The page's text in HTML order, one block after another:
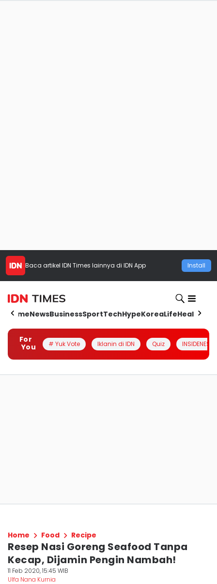
Baca artikel IDN Times lainnya di IDN App Install
HomeNewsBusinessSportTechHypeKoreaLifeHealth
For
You
# Yuk Vote Iklanin di IDN Quiz INSIDENESIA
Home Food Recipe
Resep Nasi Goreng Seafood Tanpa
Kecap, Dijamin Pengin Nambah!
11 Feb 2020, 15:45 WIB
Ulfa Nana Kurnia